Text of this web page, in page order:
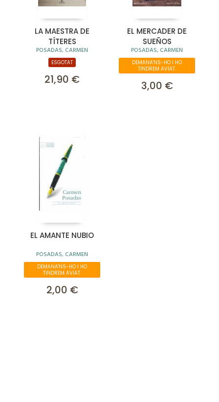
LA MAESTRA DE
TÍTERES
POSADAS, CARMEN
ESGOTAT
21,90 €
EL MERCADER DE
SUEÑOS
POSADAS, CARMEN
DEMANA'NS-HO I HO
TINDREM AVIAT.
3,00 €
EL AMANTE NUBIO
POSADAS, CARMEN
DEMANA'NS-HO I HO
TINDREM AVIAT.
2,00 €